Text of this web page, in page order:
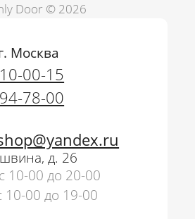
Door © 2026
Москва
00-15
78-00
д. 26
10-00 до 20-00
10-00 до 19-00